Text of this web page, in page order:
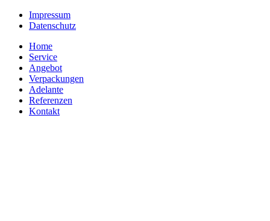
Impressum
Datenschutz
Home
Service
Angebot
Verpackungen
Adelante
Referenzen
Kontakt